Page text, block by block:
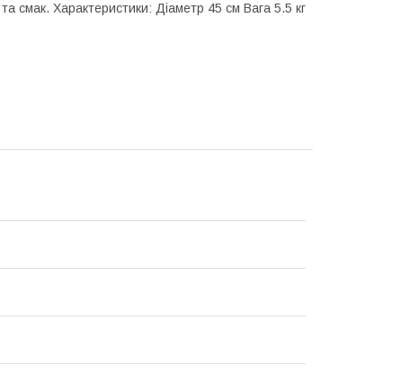
смак. Характеристики: Діаметр 45 см Вага 5.5 кг